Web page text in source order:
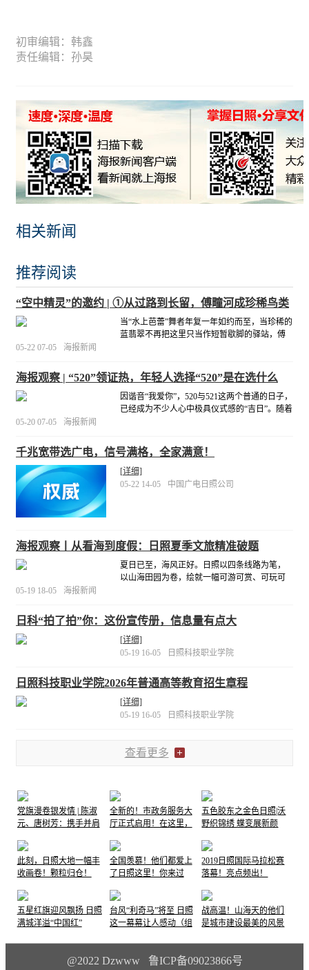
初审编辑：韩鑫
责任编辑：孙昊
相关新闻
推荐阅读
“空中精灵”的邀约 | ①从过路到长留，傅疃河成珍稀鸟类
“大本营”
当“水上芭蕾”舞者年复一年如约而至，当珍稀的
蓝翡翠不再把这里只当作短暂歇脚的驿站，傅
响的故事：国家对生态文明的承诺，自然对守
望者的回响。而那些振翅起飞的身影，正是这
[详细]
05-22 07-05 海报新闻
海报观察 | “520”领证热，年轻人选择“520”是在选什么
因谐音“我爱你”，520与521这两个普通的日子，
已经成为不少人心中极具仪式感的“吉日”。随着
05-20 07-05 海报新闻
千兆宽带选广电，信号满格，全家满意！
[详细]
05-22 14-05
中国广电日照公司
海报观察丨从看海到度假：日照夏季文旅精准破题
夏日已至，海风正好。日照以四条线路为笔，
以山海田园为卷，绘就一幅可游可赏、可玩可
文化的厚重；对城市而言，这是一次高质量文
旅供给的创新实践。[详细]
05-19 18-05 海报新闻
日科“拍了拍”你：这份宣传册，信息量有点大
[详细]
05-19 16-05
日照科技职业学院
日照科技职业学院2026年普通高等教育招生章程
[详细]
05-19 16-05
日照科技职业学院
查看更多
党旗漫卷银发情 | 陈淑
元、唐树芳：携手并肩
俪情深
全新的！市政务服务大
厅正式启用！在这里，
五色胶东之金色日照|沃
野织锦绣 蝶变展新颜
此刻，日照大地一幅丰
收画卷！颗粒归仓！
全国羡慕！他们都爱上
了日照这里！你来过
2019日照国际马拉松赛
落幕！亮点频出！
五星红旗迎风飘扬 日照
满城洋溢“中国红”
台风“利奇马”将至 日照
这一幕幕让人感动（组
战高温！山海天的他们
是城市建设最美的风景
@2022 Dzwww 鲁ICP备09023866号